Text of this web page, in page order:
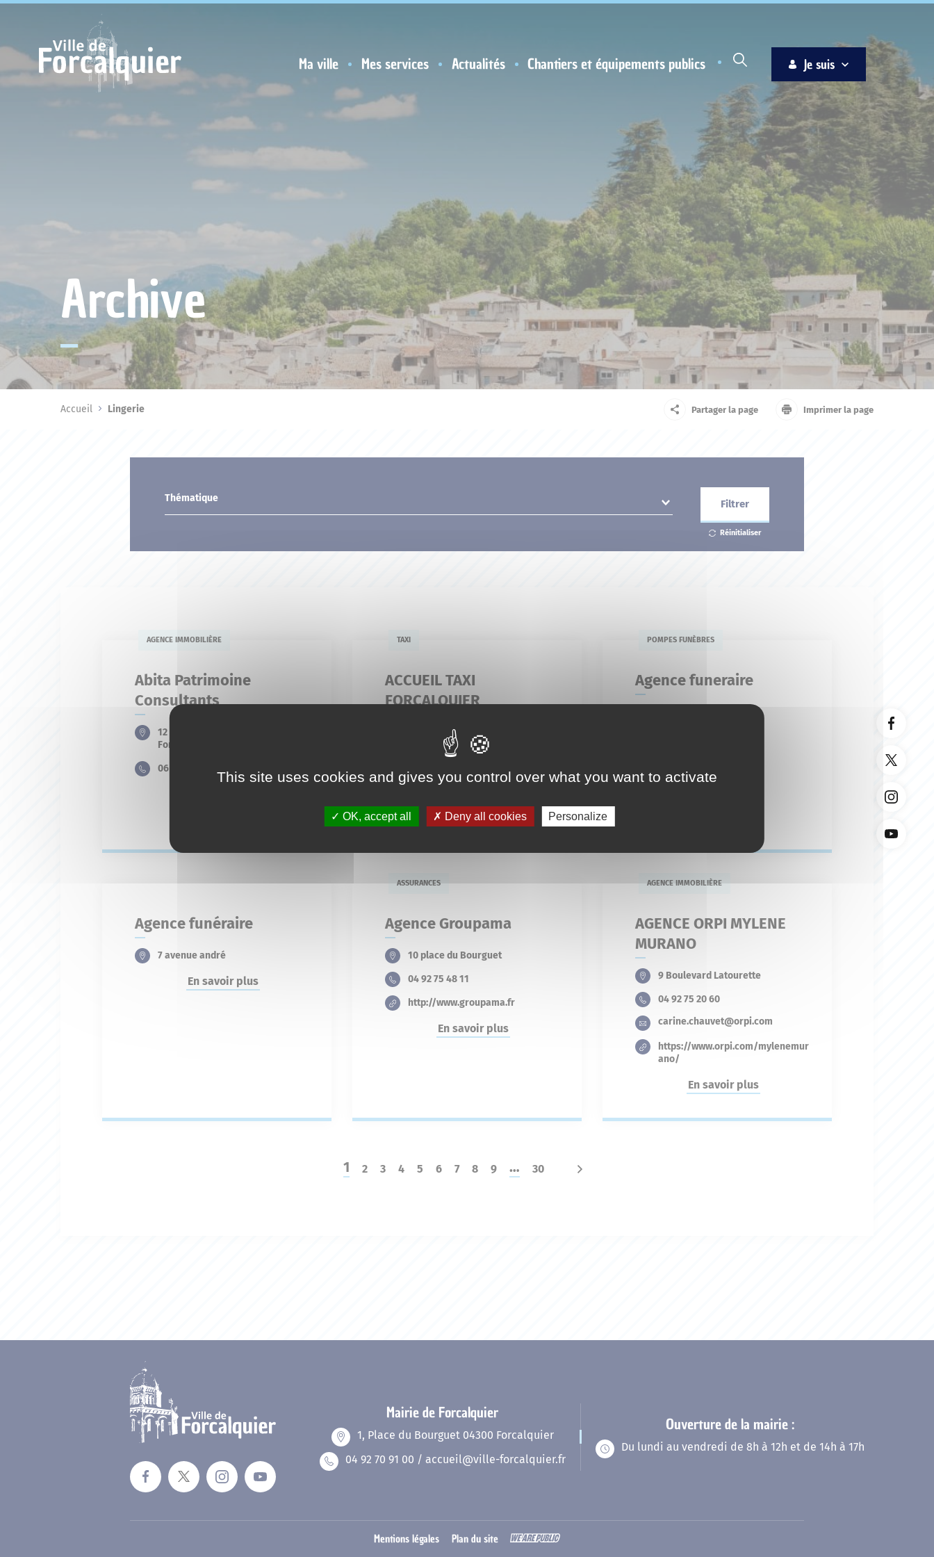
Ma ville Mes services Actualités Chantiers et équipements publics Je suis
Habitant
Associations
Jeune
Entreprise
Ainé
Nouvel
arrivant
Touriste
Archive
Accueil Lingerie Partager la page Imprimer la page
Thématique Filtrer
Réinitialiser
AGENCE IMMOBILIÈRE
Abita Patrimoine
Consultants
12 Lotissement Lucrece 11
Fontauris
06 58 20 00 12
TAXI
ACCUEIL TAXI
FORCALQUIER
3 Impasse Lucrèce
06 20 67 58 62
accueiltaxiforcalquier04@gmail.c
En savoir plus
POMPES FUNÈBRES
Agence funeraire
olivier@orange.fr
Agence funéraire
7 avenue andré
En savoir plus
ASSURANCES
Agence Groupama
10 place du Bourguet
04 92 75 48 11
http://www.groupama.fr
En savoir plus
AGENCE IMMOBILIÈRE
AGENCE ORPI MYLENE
MURANO
9 Boulevard Latourette
04 92 75 20 60
carine.chauvet@orpi.com
https://www.orpi.com/mylenemur
ano/
En savoir plus
1 2 3 4 5 6 7 8 9 … 30
Mairie de Forcalquier
1, Place du Bourguet 04300 Forcalquier
04 92 70 91 00 / accueil@ville-forcalquier.fr
Ouverture de la mairie :
Du lundi au vendredi de 8h à 12h et de 14h à 17h
Mentions légales Plan du site
Cookies management panel
This site uses cookies and gives you control over what you want to activate
OK, accept all Deny all cookies Personalize